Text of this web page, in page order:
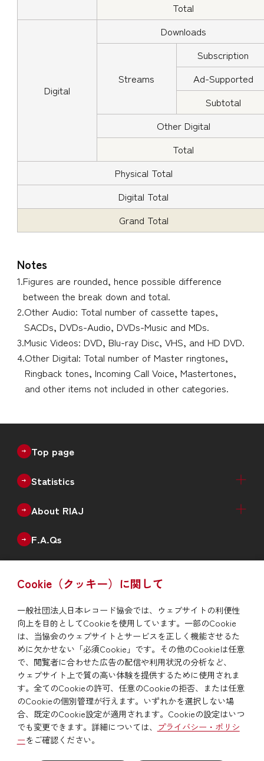
Total
Digital
Downloads
Streams
Subscription
Ad-Supported
Subtotal
Other Digital
Total
Physical Total
Digital Total
Grand Total
Notes
1.Figures are rounded, hence possible difference
between the break down and total.
2.Other Audio: Total number of cassette tapes,
SACDs, DVDs-Audio, DVDs-Music and MDs.
3.Music Videos: DVD, Blu-ray Disc, VHS, and HD DVD.
4.Other Digital: Total number of Master ringtones,
Ringback tones, Incoming Call Voice, Mastertones,
and other items not included in other categories.
Top page
Statistics
Physical Sales Estimates（Quarterly）
Digital Music Sales Estimates（Quarterly）
Recorded Music Sales Estimates（Physical +
Production of Physical Music（Monthly）
Annual Data
Annual New Releases（Genre）
Number of Catalogues（Genre）
Number of Debut Artists
Historical Data
About RIAJ
Outline
Enterprise
Board of Directors
Member List
F.A.Qs
To report piracy
Site Map Privacy Policy/Site Policy Links
Cookie（クッキー）に関して
一般社団法人日本レコード協会では、ウェブサイトの利便性
向上を目的としてCookieを使用しています。一部のCookie
は、当協会のウェブサイトとサービスを正しく機能させるた
めに欠かせない「必須Cookie」です。その他のCookieは任意
で、閲覧者に合わせた広告の配信や利用状況の分析など、
ウェブサイト上で質の高い体験を提供するために使用されま
す。全てのCookieの許可、任意のCookieの拒否、または任意
のCookieの個別管理が行えます。いずれかを選択しない場
合、既定のCookie設定が適用されます。Cookieの設定はいつ
でも変更できます。詳細については、 プライバシー・ポリシ
ーをご確認ください。